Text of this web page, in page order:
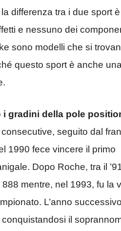
differenza tra i due sport
e nessuno dei
sono modelli che si
questo sport è anche
gradini della pole
seguito dal
1990 fece vincere il primo
Dopo Roche, tra il
mentre, nel 1993, fu la
L’anno
il